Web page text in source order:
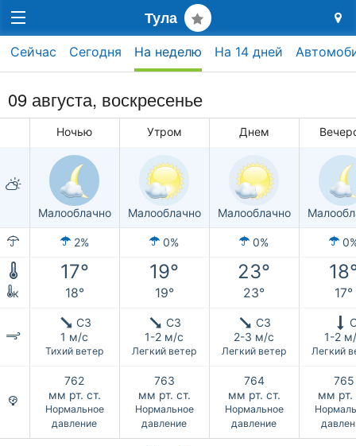
Тула
Сейчас Сегодня На неделю На 14 дней
09 августа, воскресенье
Ночью Утром Днем
Малооблачно Малооблачно Малооблачно
2% 0% 0%
17° 19° 23°
к 18° 19° 23° 17°
СЗ
1 м/с
Тихий ветер
СЗ
1-2 м/с
Легкий ветер
СЗ
2-3 м/с
Легкий ветер
1-2
Легкий
762
мм рт. ст.
Нормальное
давление
763
мм рт. ст.
Нормальное
давление
764
мм рт. ст.
Нормальное
давление
765
мм рт.